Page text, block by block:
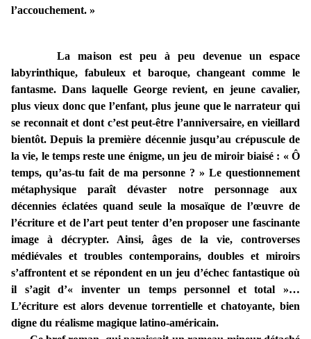
l’accouchement. »
La maison est peu à peu devenue un espace
labyrinthique, fabuleux et baroque, changeant comme le
fantasme. Dans laquelle George revient, en jeune cavalier,
plus vieux donc que l’enfant, plus jeune que le narrateur qui
se reconnait et dont c’est peut-être l’anniversaire, en vieillard
bientôt. Depuis la première décennie jusqu’au crépuscule de
la vie, le temps reste une énigme, un jeu de miroir biaisé : « Ô
temps, qu’as-tu fait de ma personne ? » Le questionnement
métaphysique paraît dévaster notre personnage aux
décennies éclatées quand seule la mosaïque de l’œuvre de
l’écriture et de l’art peut tenter d’en proposer une fascinante
image à décrypter. Ainsi, âges de la vie, controverses
médiévales et troubles contemporains, doubles et miroirs
s’affrontent et se répondent en un jeu d’échec fantastique où
il s’agit d’« inventer un temps personnel et total »…
L’écriture est alors devenue torrentielle et chatoyante, bien
digne du réalisme magique latino-américain.